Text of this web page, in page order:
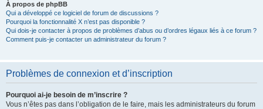
À propos de phpBB
Qui a développé ce logiciel de forum de discussions ?
Pourquoi la fonctionnalité X n’est pas disponible ?
Qui dois-je contacter à propos de problèmes d’abus ou d’ordres légaux liés à ce forum ?
Comment puis-je contacter un administrateur du forum ?
Problèmes de connexion et d’inscription
Pourquoi ai-je besoin de m’inscrire ?
Vous n’êtes pas dans l’obligation de le faire, mais les administrateurs du forum